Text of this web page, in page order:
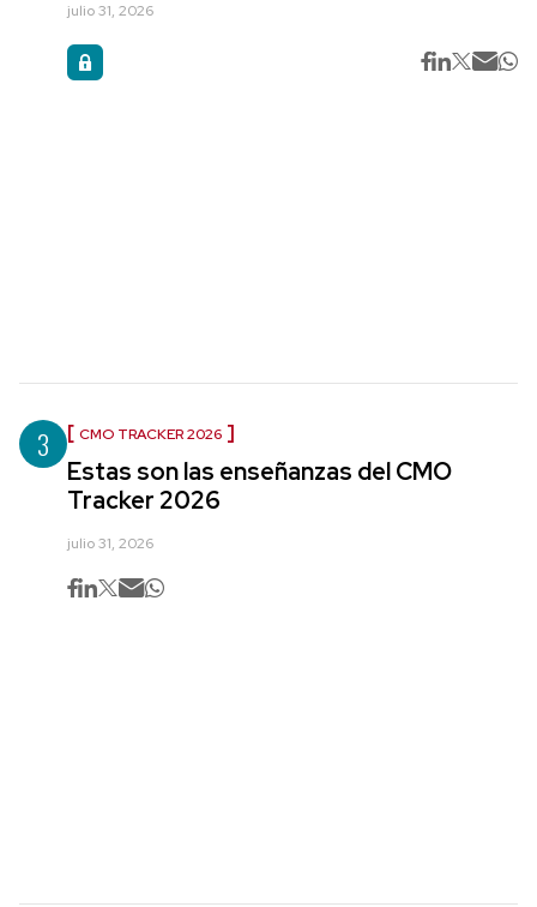
julio 31, 2026
3 CMO TRACKER 2026
Estas son las enseñanzas del CMO
Tracker 2026
julio 31, 2026